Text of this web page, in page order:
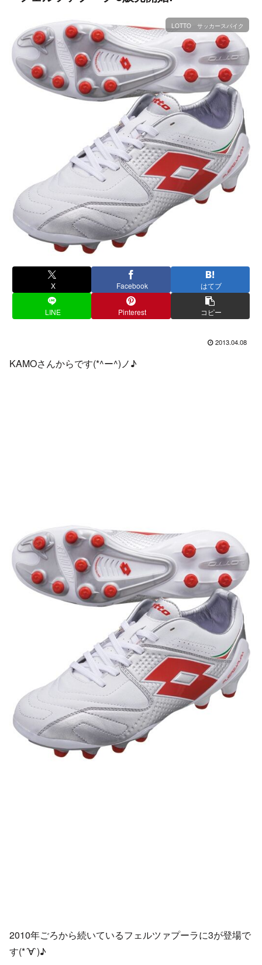
LOTTO サッカースパイク
X Facebook はてブ
LINE Pinterest コピー
2013.04.08
KAMOさんからです(*^ー^)ノ♪
2010年ごろから続いているフェルツァプーラに3が登場で
す(*´∀`)♪